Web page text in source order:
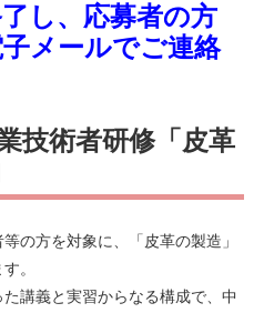
し、応募者の方
メールでご連絡
技術者研修「皮革
の方を対象に、「皮革の製造」
。
講義と実習からなる構成で、中